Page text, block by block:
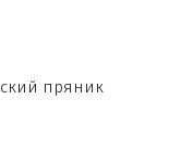
(сахар
пряник